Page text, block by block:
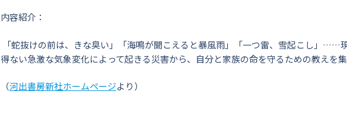
内容紹介：
「蛇抜けの前は、きな臭い」「海鳴が聞こえると暴風雨」「一つ雷、雪起こし」……
得ない急激な気象変化によって起きる災害から、自分と家族の命を守るための教えを集
（河出書房新社ホームページより）